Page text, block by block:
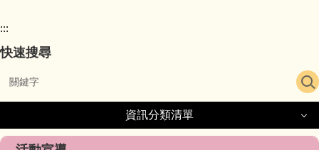
:::
快速搜尋
資訊分類清單
資訊分類清單